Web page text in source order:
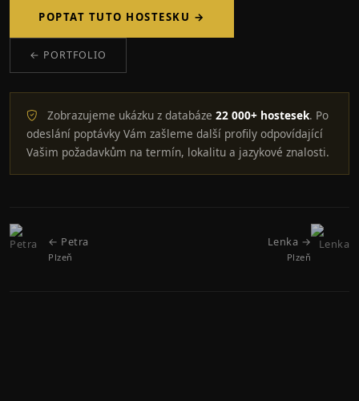
POPTAT TUTO HOSTESKU →
← PORTFOLIO
Zobrazujeme ukázku z databáze 22 000+ hostesek. Po
odeslání poptávky Vám zašleme další profily odpovídající
Vašim požadavkům na termín, lokalitu a jazykové znalosti.
← Petra
Plzeň
Lenka →
Plzeň